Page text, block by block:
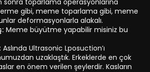
toparlama operasyonlarına
gibi, meme toparlama gibi, meme
deformasyonlarla alakalı.
Meme büyütme yapabilir misiniz bu
Aslında Ultrasonic Lposuction’ı
uzaklaştık. Erkeklerde en çok
en önem verilen şeylerdir. Kasların